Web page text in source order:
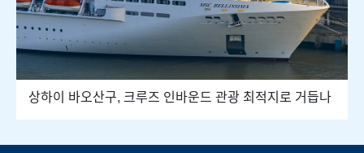
상하이 바오산구, 크루즈 인바운드 관광 최적지로 거듭나